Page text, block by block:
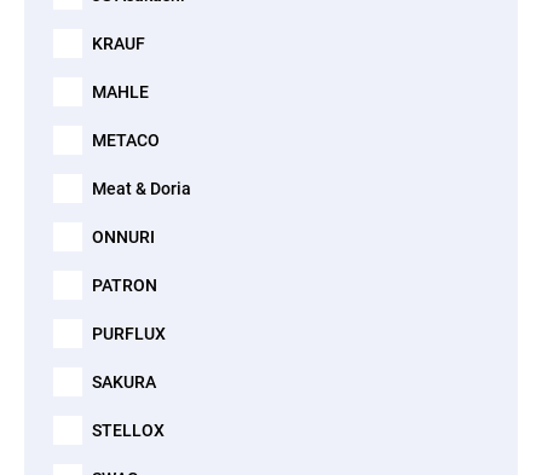
KRAUF
MAHLE
METACO
Meat & Doria
ONNURI
PATRON
PURFLUX
SAKURA
STELLOX